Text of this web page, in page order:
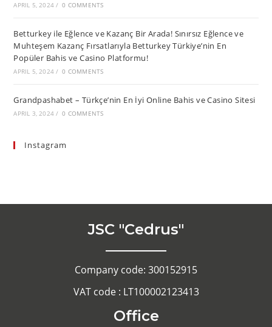
APRIL 5, 2024 / 0 COMMENTS
Betturkey ile Eğlence ve Kazanç Bir Arada! Sınırsız Eğlence ve
Muhteşem Kazanç Fırsatlarıyla Betturkey Türkiye’nin En
Popüler Bahis ve Casino Platformu!
APRIL 5, 2024 / 0 COMMENTS
Grandpashabet – Türkçe’nin En İyi Online Bahis ve Casino Sitesi
APRIL 3, 2024 / 0 COMMENTS
Instagram
JSC "Cedrus"
Company code: 300152915
VAT code : LT100002123413
Office